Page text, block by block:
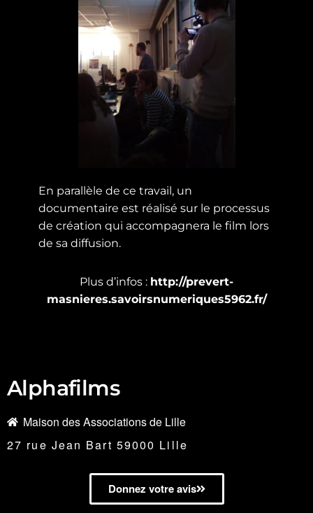
En parallèle de ce travail, un
documentaire est réalisé sur le processus
de création qui accompagnera le film lors
de sa diffusion.
Plus d’infos : http://prevert-
masnieres.savoirsnumeriques5962.fr/
Alphafilms
Maison des Associations de Lille
27 rue Jean Bart 59000 Lille
Donnez votre avis